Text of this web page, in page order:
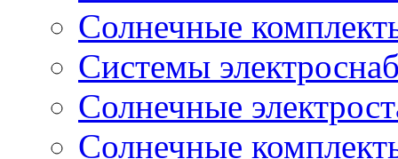
Солнечные
Системы
Cолнечные
Солнечные